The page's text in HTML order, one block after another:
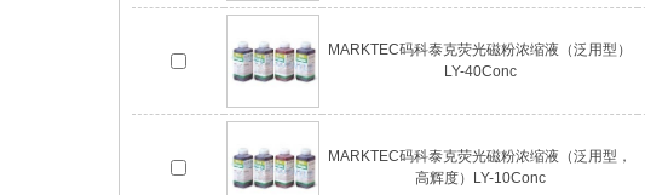
MARKTEC码科泰克荧光磁粉浓缩液（泛用型）
LY-40Conc
MARKTEC码科泰克荧光磁粉浓缩液（泛用型，
高辉度）LY-10Conc